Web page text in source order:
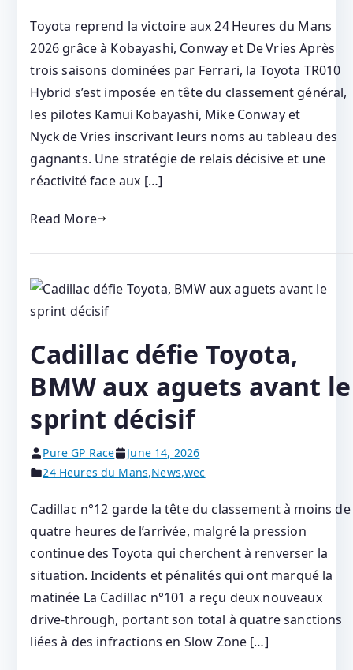
Toyota reprend la victoire aux 24 Heures du Mans
2026 grâce à Kobayashi, Conway et De Vries Après
trois saisons dominées par Ferrari, la Toyota TR010
Hybrid s’est imposée en tête du classement général,
les pilotes Kamui Kobayashi, Mike Conway et
Nyck de Vries inscrivant leurs noms au tableau des
gagnants. Une stratégie de relais décisive et une
réactivité face aux […]
Read More
Cadillac défie Toyota,
BMW aux aguets avant le
sprint décisif
Pure GP Race
June 14, 2026
24 Heures du Mans,News,wec
Cadillac n°12 garde la tête du classement à moins de
quatre heures de l’arrivée, malgré la pression
continue des Toyota qui cherchent à renverser la
situation. Incidents et pénalités qui ont marqué la
matinée La Cadillac n°101 a reçu deux nouveaux
drive‑through, portant son total à quatre sanctions
liées à des infractions en Slow Zone […]